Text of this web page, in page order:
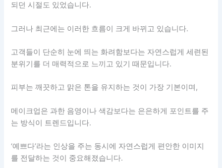
되던 시절도 있었습니다.
그러나 최근에는 이러한 흐름이 크게 바뀌고 있습니다.
고객들이 단순히 눈에 띄는 화려함보다는 자연스럽게 세련된
분위기를 더 매력적으로 느끼고 있기 때문입니다.
피부는 깨끗하고 맑은 톤을 유지하는 것이 가장 기본이며,
메이크업은 과한 음영이나 색감보다는 은은하게 포인트를 주
는 방식이 트렌드입니다.
‘예쁘다’라는 인상을 주는 동시에 자연스럽게 편안한 이미지
를 전달하는 것이 중요해졌습니다.